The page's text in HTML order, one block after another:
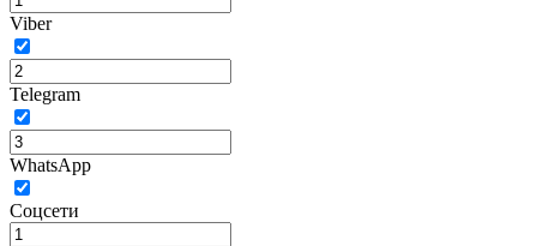
Viber
Telegram
WhatsApp
Соцсети